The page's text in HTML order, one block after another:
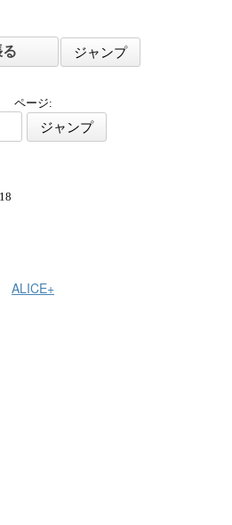
ページ:
ALICE+